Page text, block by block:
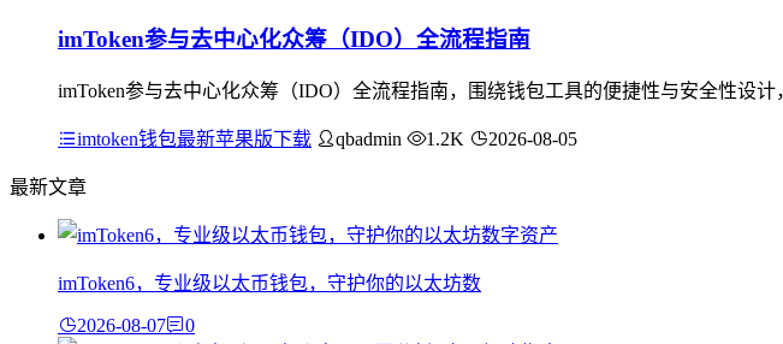
imToken参与去中心化众筹（IDO）全流程指南
imToken参与去中心化众筹（IDO）全流程指南，围绕钱包工具的便捷性与安全性设
imtoken钱包最新苹果版下载 qbadmin 1.2K 2026-08-05
最新文章
imToken6，专业级以太币钱包，守护你的以太坊数
2026-08-07 0